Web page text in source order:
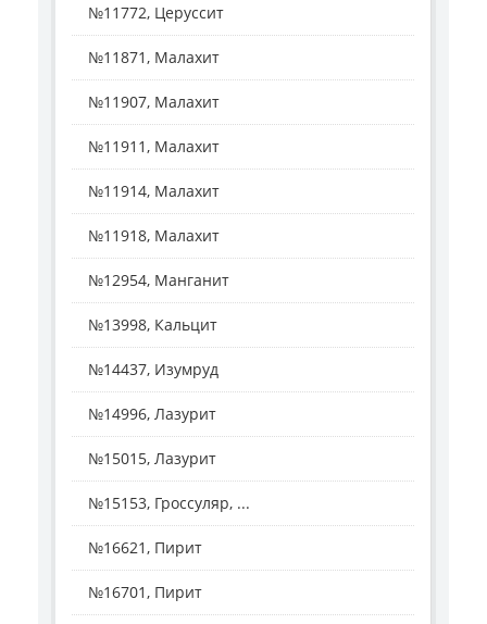
№11772, Церуссит
№11871, Малахит
№11907, Малахит
№11911, Малахит
№11914, Малахит
№11918, Малахит
№12954, Манганит
№13998, Кальцит
№14437, Изумруд
№14996, Лазурит
№15015, Лазурит
№15153, Гроссуляр, ...
№16621, Пирит
№16701, Пирит